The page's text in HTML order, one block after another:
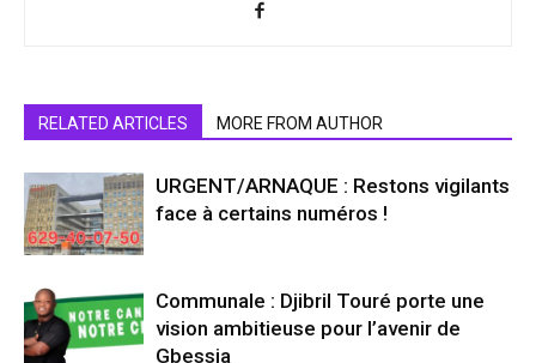
RELATED ARTICLES MORE FROM AUTHOR
URGENT/ARNAQUE : Restons vigilants
face à certains numéros !
Communale : Djibril Touré porte une
vision ambitieuse pour l’avenir de
Gbessia